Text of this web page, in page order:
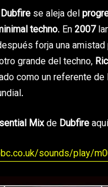
Dubfire se aleja del
techno. En2007
forja una
grande del techno,
como un referente de
Mixde Dubfire
sounds/play/